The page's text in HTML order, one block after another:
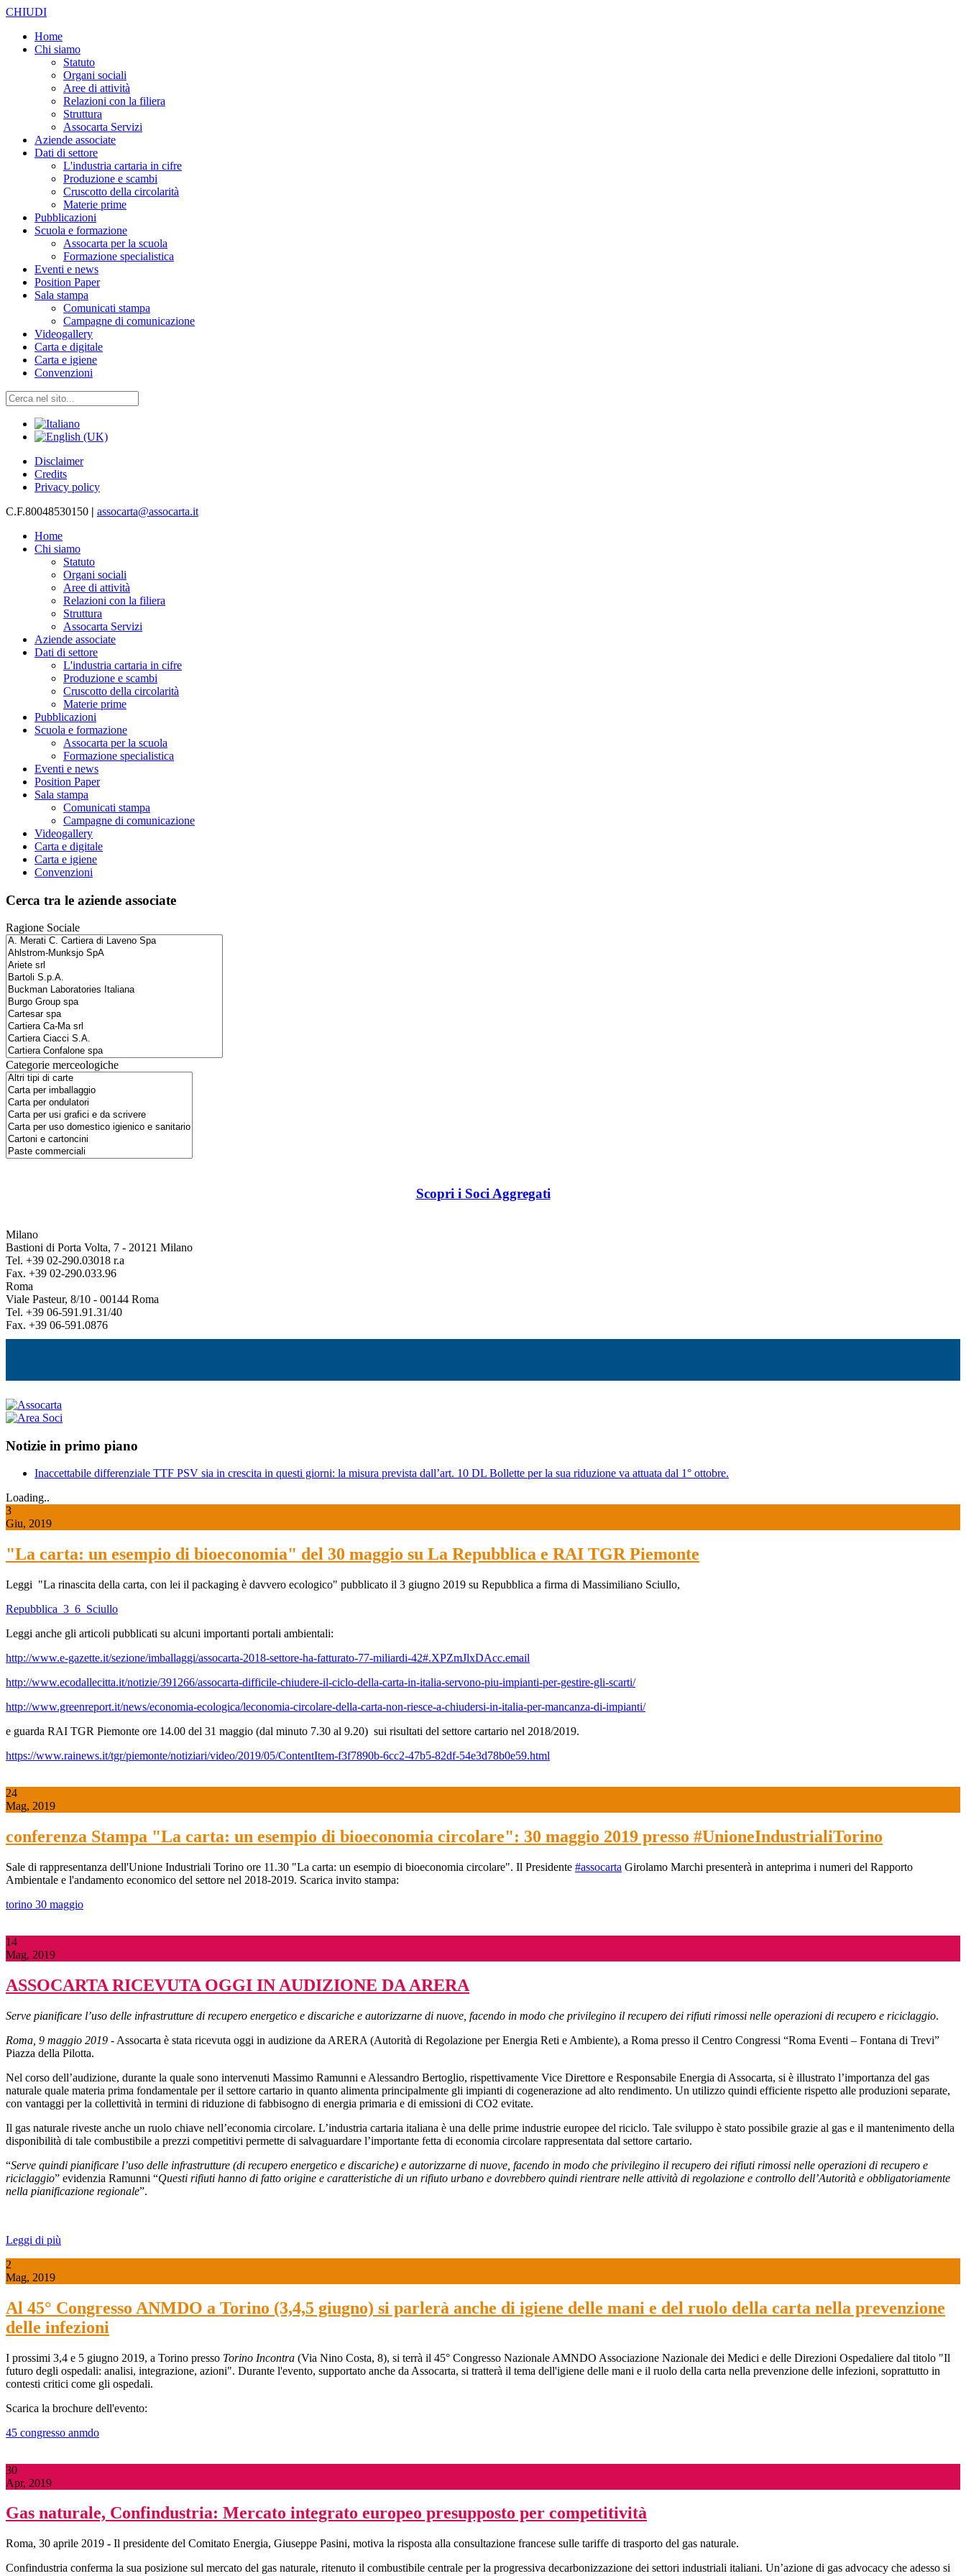
CHIUDI
Home
Chi siamo
Statuto
Organi sociali
Aree di attività
Relazioni con la filiera
Struttura
Assocarta Servizi
Aziende associate
Dati di settore
L'industria cartaria in cifre
Produzione e scambi
Cruscotto della circolarità
Materie prime
Pubblicazioni
Scuola e formazione
Assocarta per la scuola
Formazione specialistica
Eventi e news
Position Paper
Sala stampa
Comunicati stampa
Campagne di comunicazione
Videogallery
Carta e digitale
Carta e igiene
Convenzioni
Disclaimer
Credits
Privacy policy
C.F.80048530150 | assocarta@assocarta.it
Home
Chi siamo
Statuto
Organi sociali
Aree di attività
Relazioni con la filiera
Struttura
Assocarta Servizi
Aziende associate
Dati di settore
L'industria cartaria in cifre
Produzione e scambi
Cruscotto della circolarità
Materie prime
Pubblicazioni
Scuola e formazione
Assocarta per la scuola
Formazione specialistica
Eventi e news
Position Paper
Sala stampa
Comunicati stampa
Campagne di comunicazione
Videogallery
Carta e digitale
Carta e igiene
Convenzioni
Cerca tra le aziende associate
Ragione Sociale
Categorie merceologiche
Scopri i Soci Aggregati
Milano
Bastioni di Porta Volta, 7 - 20121 Milano
Tel. +39 02-290.03018 r.a
Fax. +39 02-290.033.96
Roma
Viale Pasteur, 8/10 - 00144 Roma
Tel. +39 06-591.91.31/40
Fax. +39 06-591.0876
Notizie in primo piano
Inaccettabile differenziale TTF PSV sia in crescita in questi giorni: la misura prevista dall’art. 10 DL Bollette per la sua riduzione va attuata dal 1° ottobre.
Loading..
3
Giu, 2019
"La carta: un esempio di bioeconomia" del 30 maggio su La Repubblica e RAI TGR Piemonte
Leggi "La rinascita della carta, con lei il packaging è davvero ecologico" pubblicato il 3 giugno 2019 su Repubblica a firma di Massimiliano Sciullo,
Repubblica_3_6_Sciullo
Leggi anche gli articoli pubblicati su alcuni importanti portali ambientali:
http://www.e-gazette.it/sezione/imballaggi/assocarta-2018-settore-ha-fatturato-77-miliardi-42#.XPZmJlxDAcc.email
http://www.ecodallecitta.it/notizie/391266/assocarta-difficile-chiudere-il-ciclo-della-carta-in-italia-servono-piu-impianti-per-gestire-gli-scarti/
http://www.greenreport.it/news/economia-ecologica/leconomia-circolare-della-carta-non-riesce-a-chiudersi-in-italia-per-mancanza-di-impianti/
e guarda RAI TGR Piemonte ore 14.00 del 31 maggio (dal minuto 7.30 al 9.20) sui risultati del settore cartario nel 2018/2019.
https://www.rainews.it/tgr/piemonte/notiziari/video/2019/05/ContentItem-f3f7890b-6cc2-47b5-82df-54e3d78b0e59.html
24
Mag, 2019
conferenza Stampa "La carta: un esempio di bioeconomia circolare": 30 maggio 2019 presso #UnioneIndustrialiTorino
Sale di rappresentanza dell'Unione Industriali Torino ore 11.30 "La carta: un esempio di bioeconomia circolare". Il Presidente #assocarta Girolamo Marchi presenterà in anteprima i numeri del Rapporto
Ambientale e l'andamento economico del settore nel 2018-2019. Scarica invito stampa:
torino 30 maggio
14
Mag, 2019
ASSOCARTA RICEVUTA OGGI IN AUDIZIONE DA ARERA
Serve pianificare l’uso delle infrastrutture di recupero energetico e discariche e autorizzarne di nuove, facendo in modo che privilegino il recupero dei rifiuti rimossi nelle operazioni di recupero e riciclaggio.
Roma, 9 maggio 2019 - Assocarta è stata ricevuta oggi in audizione da ARERA (Autorità di Regolazione per Energia Reti e Ambiente), a Roma presso il Centro Congressi “Roma Eventi – Fontana di Trevi”
Piazza della Pilotta.
Nel corso dell’audizione, durante la quale sono intervenuti Massimo Ramunni e Alessandro Bertoglio, rispettivamente Vice Direttore e Responsabile Energia di Assocarta, si è illustrato l’importanza del gas
naturale quale materia prima fondamentale per il settore cartario in quanto alimenta principalmente gli impianti di cogenerazione ad alto rendimento. Un utilizzo quindi efficiente rispetto alle produzioni separate,
con vantaggi per la collettività in termini di riduzione di fabbisogno di energia primaria e di emissioni di CO2 evitate.
Il gas naturale riveste anche un ruolo chiave nell’economia circolare. L’industria cartaria italiana è una delle prime industrie europee del riciclo. Tale sviluppo è stato possibile grazie al gas e il mantenimento della
disponibilità di tale combustibile a prezzi competitivi permette di salvaguardare l’importante fetta di economia circolare rappresentata dal settore cartario.
“Serve quindi pianificare l’uso delle infrastrutture (di recupero energetico e discariche) e autorizzarne di nuove, facendo in modo che privilegino il recupero dei rifiuti rimossi nelle operazioni di recupero e
riciclaggio” evidenzia Ramunni “Questi rifiuti hanno di fatto origine e caratteristiche di un rifiuto urbano e dovrebbero quindi rientrare nelle attività di regolazione e controllo dell’Autorità e obbligatoriamente
nella pianificazione regionale”.
Leggi di più
2
Mag, 2019
Al 45° Congresso ANMDO a Torino (3,4,5 giugno) si parlerà anche di igiene delle mani e del ruolo della carta nella prevenzione
delle infezioni
I prossimi 3,4 e 5 giugno 2019, a Torino presso Torino Incontra (Via Nino Costa, 8), si terrà il 45° Congresso Nazionale AMNDO Associazione Nazionale dei Medici e delle Direzioni Ospedaliere dal titolo "Il
futuro degli ospedali: analisi, integrazione, azioni". Durante l'evento, supportato anche da Assocarta, si tratterà il tema dell'igiene delle mani e il ruolo della carta nella prevenzione delle infezioni, soprattutto in
contesti critici come gli ospedali.
Scarica la brochure dell'evento:
45 congresso anmdo
30
Apr, 2019
Gas naturale, Confindustria: Mercato integrato europeo presupposto per competitività
Roma, 30 aprile 2019 - Il presidente del Comitato Energia, Giuseppe Pasini, motiva la risposta alla consultazione francese sulle tariffe di trasporto del gas naturale.
Confindustria conferma la sua posizione sul mercato del gas naturale, ritenuto il combustibile centrale per la progressiva decarbonizzazione dei settori industriali italiani. Un’azione di gas advocacy che adesso si